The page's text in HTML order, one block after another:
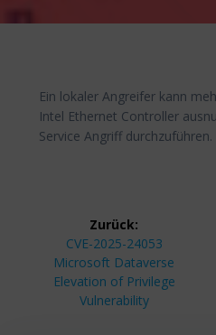
Ein lokaler Angreifer kann
Intel Ethernet Controller
Service Angriff durchzuführen.
Zurück:
Vorheriger
Beitrag:
CVE-2025-24053
Microsoft Dataverse
Elevation of Privilege
Vulnerability